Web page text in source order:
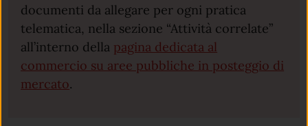
documenti da allegare per ogni pratica
telematica, nella sezione “Attività correlate”
all’interno della pagina dedicata al
commercio su aree pubbliche in posteggio di
mercato.